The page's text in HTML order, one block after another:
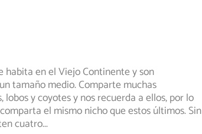
habita en el Viejo Continente y son
tamaño medio. Comparte muchas
lobos y coyotes y nos recuerda a ellos, por lo
el mismo nicho que estos últimos. Sin
cuatro...